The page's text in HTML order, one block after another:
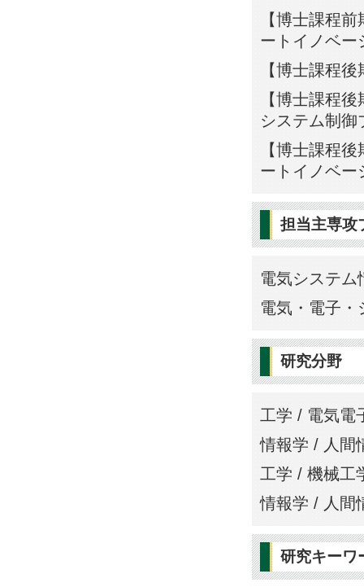
【博士課程
ートイノベー
【博士課程
【博士課程
システム制御
【博士課程
ートイノベー
担当主専攻
電気システム
電気・電子・
研究分野
工学 / 電気電
情報学 / 人間
工学 / 機械工
情報学 / 人間
研究キーワ